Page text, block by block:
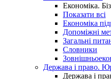
Економіка.
Показати всі
Економіка
Допоміжні
Загальні
Словники
Держава і право.
Держава і